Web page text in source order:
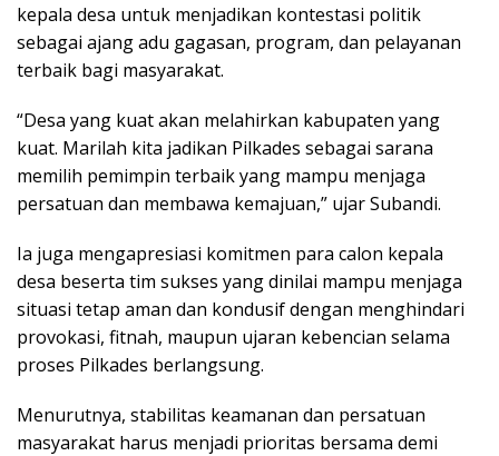
kepala desa untuk menjadikan kontestasi politik
sebagai ajang adu gagasan, program, dan pelayanan
terbaik bagi masyarakat.
“Desa yang kuat akan melahirkan kabupaten yang
kuat. Marilah kita jadikan Pilkades sebagai sarana
memilih pemimpin terbaik yang mampu menjaga
persatuan dan membawa kemajuan,” ujar Subandi.
Ia juga mengapresiasi komitmen para calon kepala
desa beserta tim sukses yang dinilai mampu menjaga
situasi tetap aman dan kondusif dengan menghindari
provokasi, fitnah, maupun ujaran kebencian selama
proses Pilkades berlangsung.
Menurutnya, stabilitas keamanan dan persatuan
masyarakat harus menjadi prioritas bersama demi